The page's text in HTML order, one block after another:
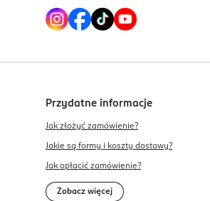
Przydatne informacje
Jak złożyć zamówienie?
Jakie są formy i koszty dostawy?
Jak opłacić zamówienie?
Zobacz więcej